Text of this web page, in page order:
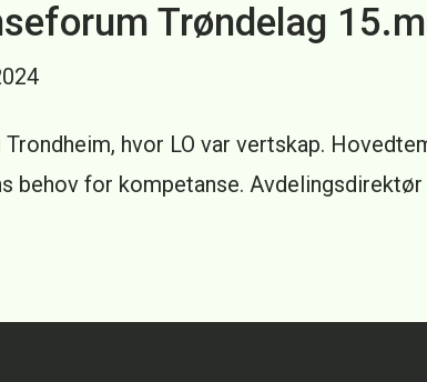
Trøndelag
hvor LO var vertskap.
behov for kompetanse.